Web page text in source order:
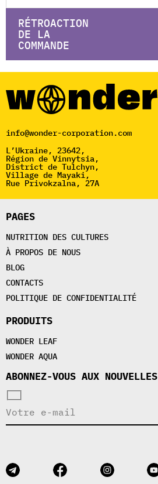
RÉTROACTION
DE LA
COMMANDE
info@wonder-corporation.com
L’Ukraine, 23642,
Région de Vinnytsia,
District de Tulchyn,
Village de Mayaki,
Rue Privokzalna, 27A
PAGES
NUTRITION DES CULTURES
À PROPOS DE NOUS
BLOG
CONTACTS
POLITIQUE DE CONFIDENTIALITÉ
PRODUITS
WONDER LEAF
WONDER AQUA
ABONNEZ-VOUS AUX NOUVELLES